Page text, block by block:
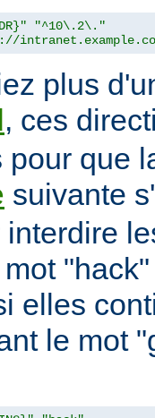
"^10\.2\."
plus
, ces
pour que
suivante
elles
le mot